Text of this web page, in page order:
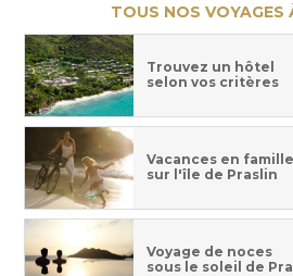
TOUS NOS VOYAGES
Trouvez un hôtel
selon vos critères
Vacances en famille
sur l'île de Praslin
Voyage de noces
sous le soleil de